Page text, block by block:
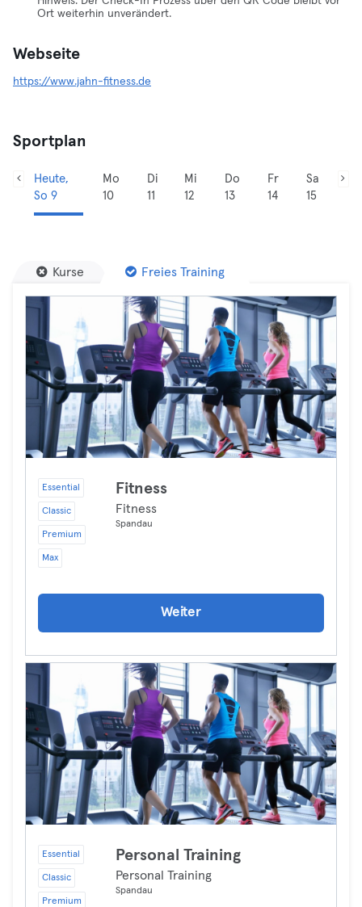
Ort weiterhin unverändert.
Webseite
https://www.jahn-fitness.de
Sportplan
Heute,
So 9
Mo
10
Di
11
Mi
12
Do
13
Fr
14
Sa
15
Kurse Freies Training
Essential
Classic
Premium
Max
Fitness
Fitness
Spandau
Weiter
Essential
Classic
Premium
Personal Training
Personal Training
Spandau